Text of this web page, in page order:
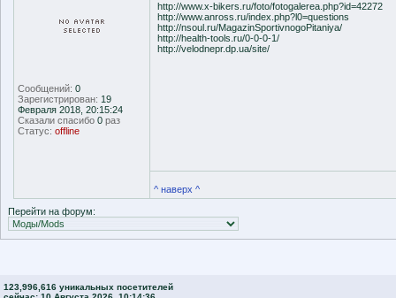
Сообщений: 0
Зарегистрирован: 19
Февраля 2018, 20:15:24
Сказали спасибо 0 раз
Статус: offline
http://www.x-bikers.ru/foto/fotogalerea.php?id=42272
http://www.anross.ru/index.php?l0=questions
http://nsoul.ru/MagazinSportivnogoPitaniya/
http://health-tools.ru/0-0-0-1/
http://velodnepr.dp.ua/site/
^ наверх ^
Перейти на форум:
123,996,616 уникальных посетителей